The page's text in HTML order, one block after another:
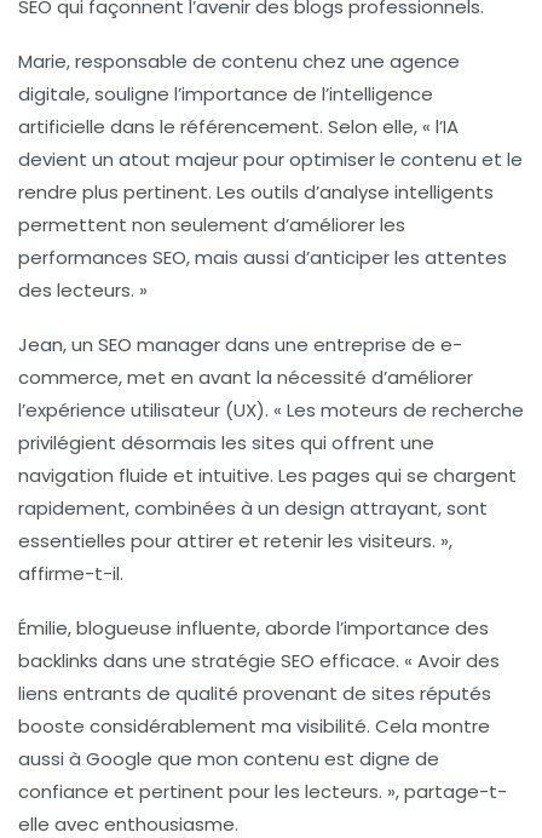
SEO qui façonnent l’avenir des blogs professionnels.
Marie, responsable de contenu chez une agence
digitale, souligne l’importance de l’intelligence
artificielle dans le référencement. Selon elle, « l’IA
devient un atout majeur pour optimiser le contenu et le
rendre plus pertinent. Les outils d’analyse intelligents
permettent non seulement d’améliorer les
performances SEO, mais aussi d’anticiper les attentes
des lecteurs. »
Jean, un SEO manager dans une entreprise de e-
commerce, met en avant la nécessité d’améliorer
l’expérience utilisateur (UX). « Les moteurs de recherche
privilégient désormais les sites qui offrent une
navigation fluide et intuitive. Les pages qui se chargent
rapidement, combinées à un design attrayant, sont
essentielles pour attirer et retenir les visiteurs. »,
affirme-t-il.
Émilie, blogueuse influente, aborde l’importance des
backlinks dans une stratégie SEO efficace. « Avoir des
liens entrants de qualité provenant de sites réputés
booste considérablement ma visibilité. Cela montre
aussi à Google que mon contenu est digne de
confiance et pertinent pour les lecteurs. », partage-t-
elle avec enthousiasme.